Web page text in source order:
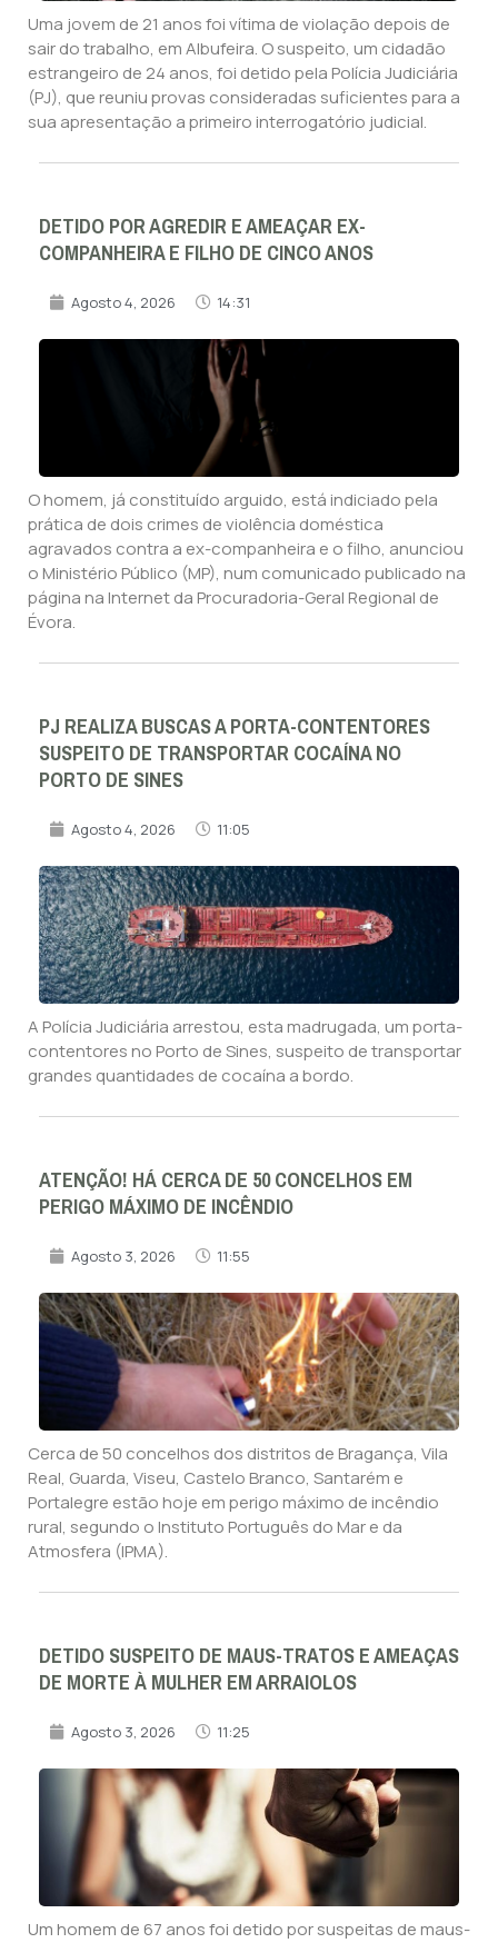
Uma jovem de 21 anos foi vítima de violação depois de
sair do trabalho, em Albufeira. O suspeito, um cidadão
estrangeiro de 24 anos, foi detido pela Polícia Judiciária
(PJ), que reuniu provas consideradas suficientes para a
sua apresentação a primeiro interrogatório judicial.
DETIDO POR AGREDIR E AMEAÇAR EX-
COMPANHEIRA E FILHO DE CINCO ANOS
Agosto 4, 2026 14:31
O homem, já constituído arguido, está indiciado pela
prática de dois crimes de violência doméstica
agravados contra a ex-companheira e o filho, anunciou
o Ministério Público (MP), num comunicado publicado na
página na Internet da Procuradoria-Geral Regional de
Évora.
PJ REALIZA BUSCAS A PORTA-CONTENTORES
SUSPEITO DE TRANSPORTAR COCAÍNA NO
PORTO DE SINES
Agosto 4, 2026 11:05
A Polícia Judiciária arrestou, esta madrugada, um porta-
contentores no Porto de Sines, suspeito de transportar
grandes quantidades de cocaína a bordo.
ATENÇÃO! HÁ CERCA DE 50 CONCELHOS EM
PERIGO MÁXIMO DE INCÊNDIO
Agosto 3, 2026 11:55
Cerca de 50 concelhos dos distritos de Bragança, Vila
Real, Guarda, Viseu, Castelo Branco, Santarém e
Portalegre estão hoje em perigo máximo de incêndio
rural, segundo o Instituto Português do Mar e da
Atmosfera (IPMA).
DETIDO SUSPEITO DE MAUS-TRATOS E AMEAÇAS
DE MORTE À MULHER EM ARRAIOLOS
Agosto 3, 2026 11:25
Um homem de 67 anos foi detido por suspeitas de maus-